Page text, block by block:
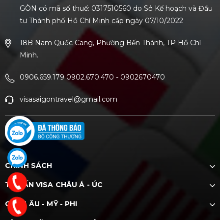
GÒN có mã số thuế: 0317510560 do Sở Kế hoạch và Đầu
tư Thành phố Hồ Chí Minh cấp ngày 07/10/2022
18B Nam Quốc Cang, Phường Bến Thành, TP Hồ Chí
Minh.
0906.659.179 0902.670.470 - 0902670470
visasaigontravel@gmail.com
CHÍNH SÁCH
TƯ VẤN VISA CHÂU Á - ÚC
CHÂU ÂU - MỸ - PHI